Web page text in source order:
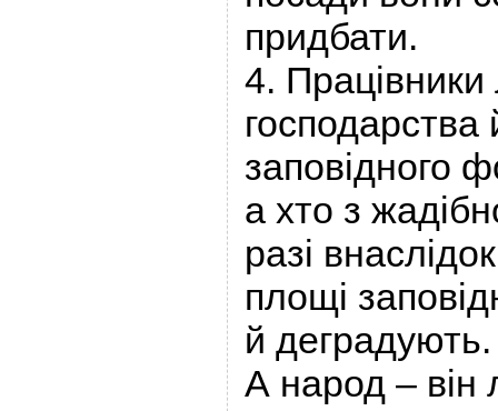
придбати.
4. Працівники
заповідного
а хто з
разі
площі
й деградують.
А народ –